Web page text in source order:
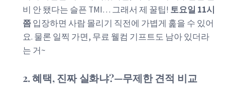
비 안 됐다는 슬픈 TMI… 그래서 제 꿀팁! 토요일 11시
쯤입장하면 사람 몰리기 직전에 가볍게 훑을 수 있어
요. 물론 일찍 가면, 무료 웰컴 기프트도 남아 있더라
는 거~
2. 혜택, 진짜 실화냐?—무제한 견적 비교